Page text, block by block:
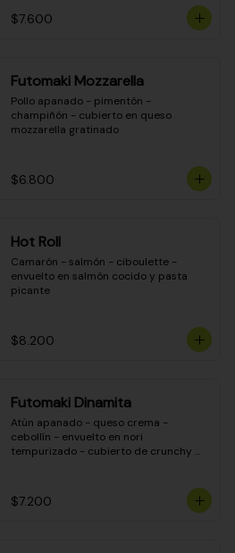
$7.600
Futomaki Mozzarella
Pollo apanado - pimentón -
champiñón - cubierto en queso
mozzarella gratinado
$6.800
Hot Roll
Camarón - salmón - ciboulette -
envuelto en salmón cocido y pasta
picante
$8.200
Futomaki Dinamita
Atún apanado - queso crema -
cebollín - envuelto en nori
tempurizado - cubierto de crunchy
$7.200